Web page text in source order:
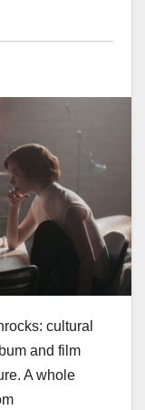
cultural
and film
A whole